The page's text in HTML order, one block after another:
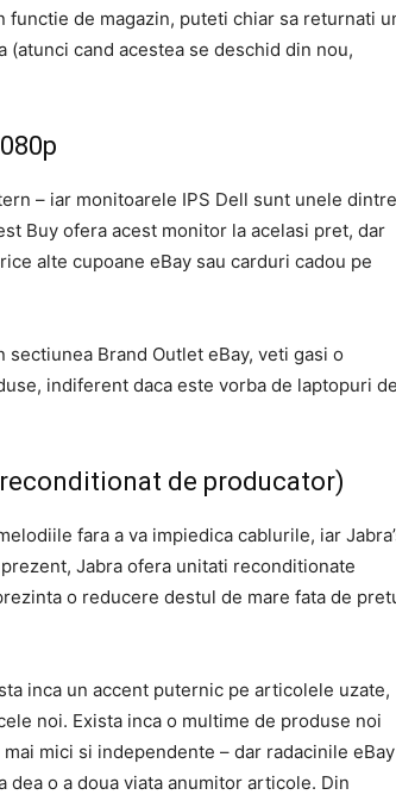
functie de magazin, puteti chiar sa returnati
cand acestea se deschid din nou,
– iar monitoarele IPS Dell sunt unele dintre
Buy ofera acest monitor la acelasi pret, dar
alte cupoane eBay sau carduri cadou pe
Brand Outlet eBay, veti gasi o
indiferent daca este vorba de laptopuri de
de producator)
fara a va impiedica cablurile, iar
Jabra ofera unitati reconditionate
o reducere destul de mare fata de
inca un accent puternic pe articolele uzate,
noi. Exista inca o multime de produse noi
mici si independente – dar radacinile eBay
o a doua viata anumitor articole. Din